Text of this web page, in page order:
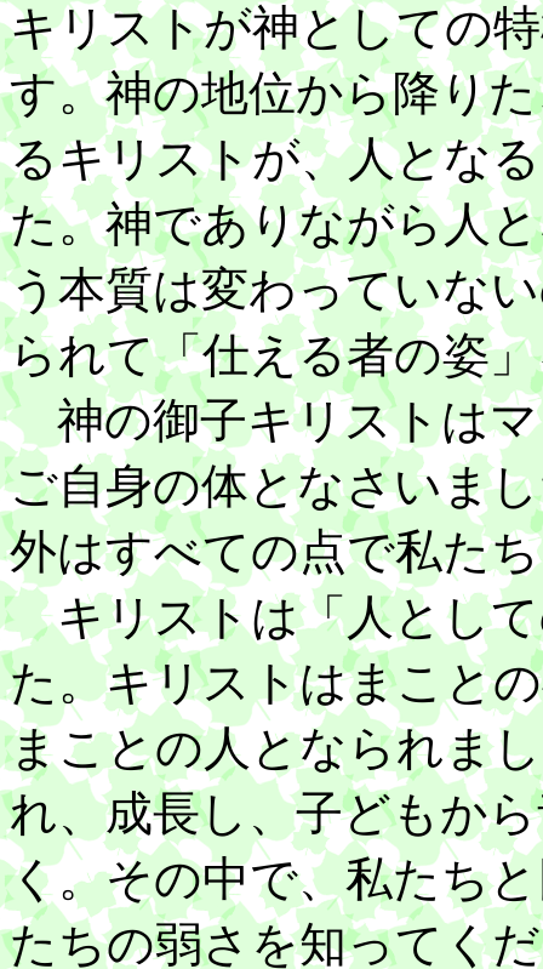
キリストが神としての
す。神の地位から降り
るキリストが、人とな
た。神でありながら人
う本質は変わっていな
られて「仕える者の姿
神の御子キリストはマ
ご自身の体となさいま
外はすべての点で私た
キリストは「人として
た。キリストはまこと
まことの人となられま
れ、成長し、子どもか
く。その中で、私たち
たちの弱さを知ってく